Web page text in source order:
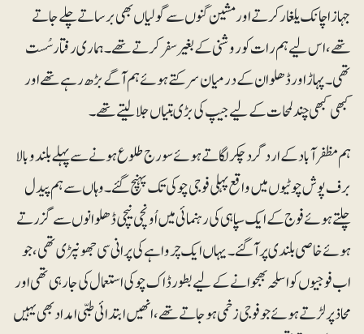
جہازاچانک یلغار کرتے اور مشین گنوں سے گولیاں بھی برساتے چلے جاتے
تھے، اس لیے ہم رات کو روشنی کے بغیر سفر کرتے تھے۔ ہماری رفتار سُست
تھی۔ پہاڑ اور ڈھلوان کے درمیان سرکتے ہوئے ہم آگے بڑھ رہے تھے اور
کبھی کبھی چند لمحات کے لیے جیپ کی بڑی بتیاں جلا لیتے تھے۔
ہم مظفرآباد کے اردگرد چکر لگاتے ہوئے سورج طلوع ہونے سے پہلے بلندوبالا
برف پوش چوٹیوں میں واقع پہلی فوجی چوکی تک پہنچ گئے۔ وہاں سے ہم پیدل
چلتے ہوئے فوج کے ایک سپاہی کی رہنمائی میں اُونچی نیچی ڈھلوانوں سے گزرتے
ہوئے خاصی بلندی پر آگئے۔ یہاں ایک چرواہے کی پرانی سی جھونپڑی تھی، جو
اب فوجیوں کو اسلحہ بھجوانے کے لیے بطور ڈاک چوکی استعمال کی جارہی تھی اور
محاذ پر لڑتے ہوئے جو فوجی زخمی ہوجاتے تھے، انھیں ابتدائی طبی امداد بھی یہیں